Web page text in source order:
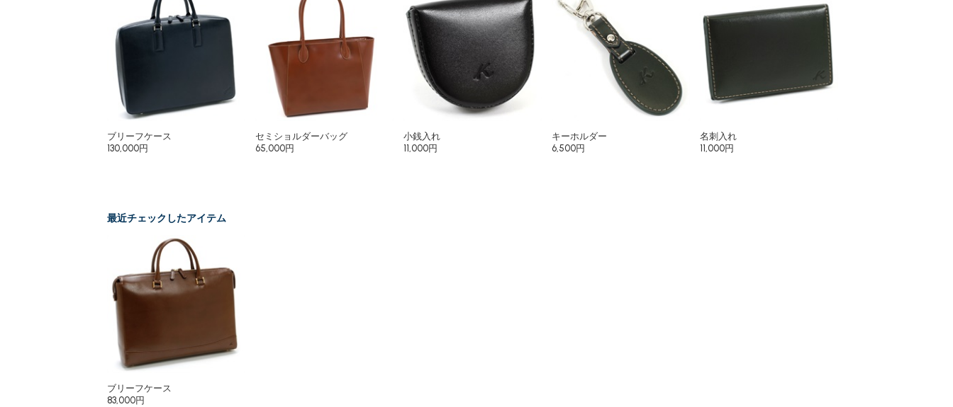
ブリーフケース
130,000円
セミショルダーバッグ
65,000円
小銭入れ
11,000円
キーホルダー
6,500円
名刺入れ
11,000円
最近チェックしたアイテム
ブリーフケース
83,000円